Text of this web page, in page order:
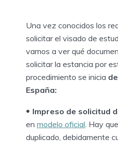
Una vez conocidos los
solicitar el visado de
vamos a ver qué
solicitar la estancia por
procedimiento se inicia
España:
Impreso de solicitud
en modelo oficial . Hay
duplicado, debidamente